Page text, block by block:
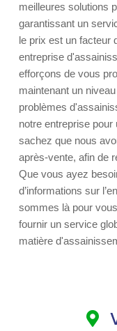
meilleures solutions
garantissant un
le prix est un facteur
entreprise
efforçons de vous
maintenant un
problèmes
notre entreprise
sachez que nous
après-vente, afin de
Que vous ayez
d’informations sur
sommes là pour
fournir un service
matière